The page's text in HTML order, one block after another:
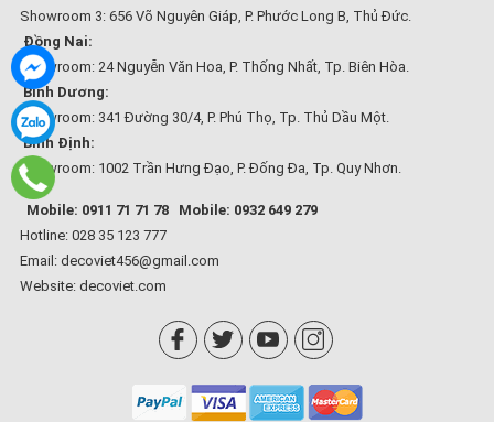
Showroom 3: 656 Võ Nguyên Giáp, P. Phước Long B, Thủ Đức.
Đồng Nai:
Showroom: 24 Nguyễn Văn Hoa, P. Thống Nhất, Tp. Biên Hòa.
Bình Dương:
Showroom: 341 Đường 30/4, P. Phú Thọ, Tp. Thủ Dầu Một.
Bình Định:
Showroom: 1002 Trần Hưng Đạo, P. Đống Đa, Tp. Quy Nhơn.
Mobile: 0911 71 71 78
Mobile: 0932 649 279
Hotline: 028 35 123 777
Email: decoviet456@gmail.com
Website: decoviet.com